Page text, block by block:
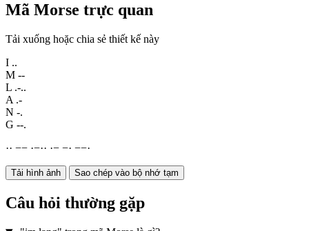
Mã Morse trực quan
Tải xuống hoặc chia sẻ thiết kế này
I ..
M --
L .-..
A .-
N -.
G --.
·· −− ·−·· ·− −· −−·
Tải hình ảnh Sao chép vào bộ nhớ tạm
Câu hỏi thường gặp